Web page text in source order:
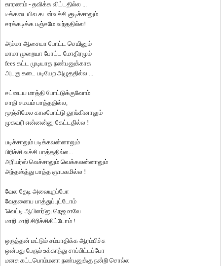
காரணம் - தவிக்க விட்டதில்ல ...
டீக்கடையில கடன்வச்சி குடிச்சாலும்
சரக்கடிக்க பஞ்சமே வந்ததில்ல!
அம்மா ஆசையா போட்ட செயினும்
மாமா முறையா போட்ட மோதிரமும்
fees கட்ட முடியாத நண்பனுக்காக
அடகு கடை படியேற அழுததில்ல ...
சட்டைய மாத்தி போட்டுக்குவோம்
சாதி சமயம் பாத்ததில்ல,
மூஞ்சிமேல காலபோட்டு தூங்கினாலும்
முகவரி என்னன்னு கேட்டதில்ல !
படிச்சாலும் படிக்கலன்னாலும்
பிரிச்சி வச்சி பாத்ததில்ல...
அரியர்ஸ் வெச்சாலும் வெக்கலன்னாலும்
அந்தஸ்த்து பாத்த ஞாபகமில்ல !
வேல தேடி அலையுறப்போ
வேதனைய பாத்துப்புட்டோம்
'வெட்டி ஆபிஸர்'னு நெஜமாவே
மாறி மாறி சிரிச்சிகிட்டோம் !
ஒருத்தன் மட்டும் சம்பாதிக்க ஆரம்பிச்சு
ஒன்பது பேரும் உக்காந்து சாப்பிட்டப்போ
மனசு கட்டபொம்மனா நண்பனுக்கு நன்றி சொல்ல